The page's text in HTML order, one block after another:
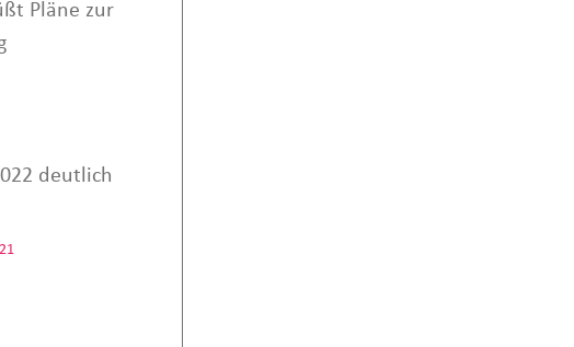
Pläne zur
deutlich